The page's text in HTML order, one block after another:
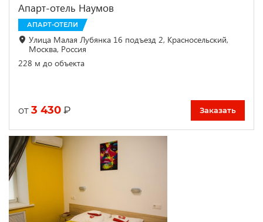
Апарт-отель Наумов
АПАРТ-ОТЕЛИ
Улица Малая Лубянка 16 подъезд 2, Красносельский,
Москва, Россия
228 м до объекта
от 3 430 ₽ Заказать